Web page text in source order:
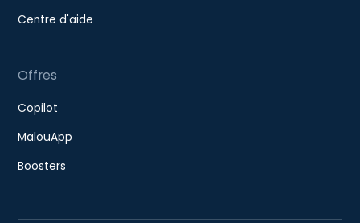
Centre d'aide
Offres
Copilot
MalouApp
Boosters